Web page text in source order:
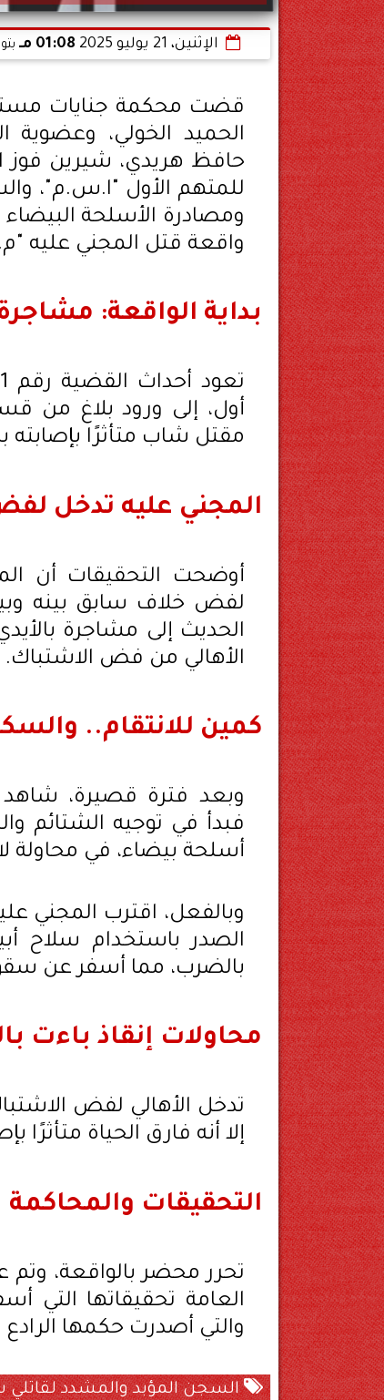
الإثنين، 21 يوليو 2025 01:08 مـ
قضت محكمة جنايات
الحميد الخولي،
حافظ هريدي، شيرين فوز
ومصادرة الأسلحة البيضاء
واقعة قتل المجني عليه
بداية الواقعة:
أول، إلى ورود بلاغ
مقتل شاب متأثرًا بإصابته
المجني عليه تدخل
أوضحت التحقيقات أن
لفض خلاف سابق بينه
الحديث إلى مشاجرة
الأهالي من فض الاشتباك.
كمين للانتقام..
وبعد فترة قصيرة، شاهد
فبدأ في توجيه الشتائم
أسلحة بيضاء، في محاولة
وبالفعل، اقترب المجني
الصدر باستخدام سلاح
بالضرب، مما أسفر عن
محاولات إنقاذ باءت
تدخل الأهالي لفض
إلا أنه فارق الحياة متأثرًا
التحقيقات والمحاكمة
تحرر محضر بالواقعة،
العامة تحقيقاتها التي
والتي أصدرت حكمها
السجن المؤبد والمشدد